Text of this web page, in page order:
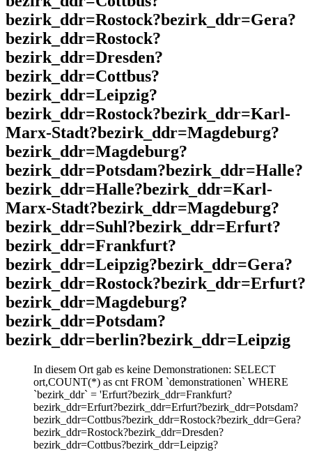
bezirk_ddr=Rostock?bezirk_ddr=Gera?
bezirk_ddr=Rostock?
bezirk_ddr=Dresden?
bezirk_ddr=Cottbus?
bezirk_ddr=Leipzig?
bezirk_ddr=Rostock?bezirk_ddr=Karl-
Marx-Stadt?bezirk_ddr=Magdeburg?
bezirk_ddr=Magdeburg?
bezirk_ddr=Potsdam?bezirk_ddr=Halle?
bezirk_ddr=Halle?bezirk_ddr=Karl-
Marx-Stadt?bezirk_ddr=Magdeburg?
bezirk_ddr=Suhl?bezirk_ddr=Erfurt?
bezirk_ddr=Frankfurt?
bezirk_ddr=Leipzig?bezirk_ddr=Gera?
bezirk_ddr=Rostock?bezirk_ddr=Erfurt?
bezirk_ddr=Magdeburg?
bezirk_ddr=Potsdam?
bezirk_ddr=berlin?bezirk_ddr=Leipzig
In diesem Ort gab es keine Demonstrationen: SELECT
ort,COUNT(*) as cnt FROM `demonstrationen` WHERE
`bezirk_ddr` = 'Erfurt?bezirk_ddr=Frankfurt?
bezirk_ddr=Erfurt?bezirk_ddr=Erfurt?bezirk_ddr=Potsdam?
bezirk_ddr=Cottbus?bezirk_ddr=Rostock?bezirk_ddr=Gera?
bezirk_ddr=Rostock?bezirk_ddr=Dresden?
bezirk_ddr=Cottbus?bezirk_ddr=Leipzig?